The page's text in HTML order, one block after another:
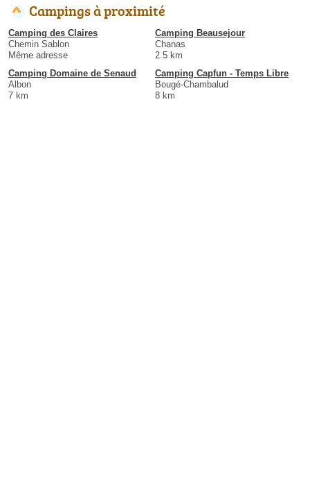
Campings à proximité
Camping des Claires
Chemin Sablon
Même adresse
Camping Beausejour
Chanas
2.5 km
Camping Domaine de Senaud
Albon
7 km
Camping Capfun - Temps Libre
Bougé-Chambalud
8 km